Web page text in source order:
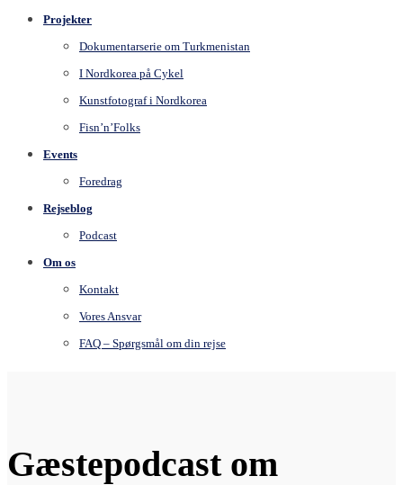
Projekter
Dokumentarserie om Turkmenistan
I Nordkorea på Cykel
Kunstfotograf i Nordkorea
Fisn’n’Folks
Events
Foredrag
Rejseblog
Podcast
Om os
Kontakt
Vores Ansvar
FAQ – Spørgsmål om din rejse
Gæstepodcast om